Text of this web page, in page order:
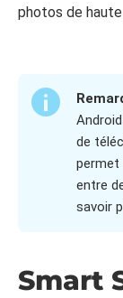
photos de
de
permet
entre
savoir
Smart